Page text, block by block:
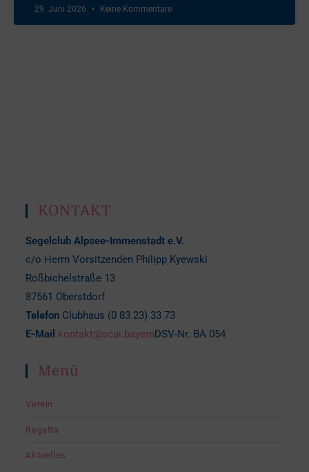
29. Juni 2026 Keine Kommentare
KONTAKT
Segelclub Alpsee-Immenstadt e.V.
c/o Herrn Vorsitzenden Philipp Kyewski
Roßbichelstraße 13
87561 Oberstdorf
Telefon Clubhaus (0 83 23) 33 73
E-Mail
kontakt@scai.bayernDSV-Nr. BA 054
Menü
Verein
Regatta
Aktuelles